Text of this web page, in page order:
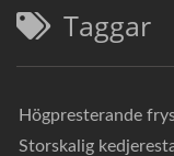
Taggar
Högpresterande
Storskalig